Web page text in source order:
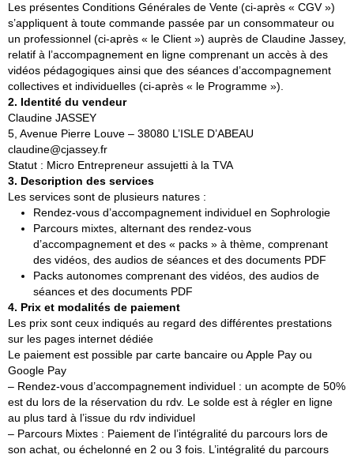
Les présentes Conditions Générales de Vente (ci-après « CGV »)
s’appliquent à toute commande passée par un consommateur ou
un professionnel (ci-après « le Client ») auprès de Claudine Jassey,
relatif à l’accompagnement en ligne comprenant un accès à des
vidéos pédagogiques ainsi que des séances d’accompagnement
collectives et individuelles (ci-après « le Programme »).
2. Identité du vendeur
Claudine JASSEY
5, Avenue Pierre Louve – 38080 L’ISLE D’ABEAU
claudine@cjassey.fr
Statut : Micro Entrepreneur assujetti à la TVA
3. Description des services
Les services sont de plusieurs natures :
Rendez-vous d’accompagnement individuel en Sophrologie
Parcours mixtes, alternant des rendez-vous
d’accompagnement et des « packs » à thème, comprenant
des vidéos, des audios de séances et des documents PDF
Packs autonomes comprenant des vidéos, des audios de
séances et des documents PDF
4. Prix et modalités de paiement
Les prix sont ceux indiqués au regard des différentes prestations
sur les pages internet dédiée
Le paiement est possible par carte bancaire ou Apple Pay ou
Google Pay
– Rendez-vous d’accompagnement individuel : un acompte de 50%
est du lors de la réservation du rdv. Le solde est à régler en ligne
au plus tard à l’issue du rdv individuel
– Parcours Mixtes : Paiement de l’intégralité du parcours lors de
son achat, ou échelonné en 2 ou 3 fois. L’intégralité du parcours